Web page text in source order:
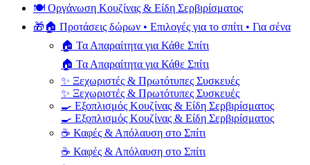
🍽️ Οργάνωση Κουζίνας & Είδη Σερβιρίσματος
🎁🏠 Προτάσεις δώρων • Επιλογές για το σπίτι • Για σένα
🏠 Τα Απαραίτητα για Κάθε Σπίτι
🏠 Τα Απαραίτητα για Κάθε Σπίτι
✨ Ξεχωριστές & Πρωτότυπες Συσκευές
✨ Ξεχωριστές & Πρωτότυπες Συσκευές
🍳 Εξοπλισμός Κουζίνας & Είδη Σερβιρίσματος
🍳 Εξοπλισμός Κουζίνας & Είδη Σερβιρίσματος
☕ Καφές & Απόλαυση στο Σπίτι
☕ Καφές & Απόλαυση στο Σπίτι